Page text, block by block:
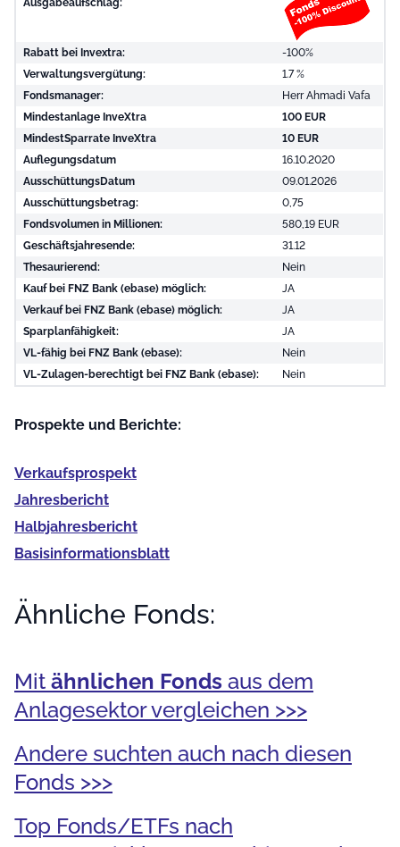
Ausgabeaufschlag:
Rabatt bei Invextra:
-100%
Verwaltungsvergütung:
1.7 %
Fondsmanager:
Herr Ahmadi Vafa
Mindestanlage InveXtra
100 EUR
MindestSparrate InveXtra
10 EUR
Auflegungsdatum
16.10.2020
AusschüttungsDatum
09.01.2026
Ausschüttungsbetrag:
0,75
Fondsvolumen in Millionen:
580,19 EUR
Geschäftsjahresende:
31.12
Thesaurierend:
Nein
Kauf bei FNZ Bank (ebase) möglich:
JA
Verkauf bei FNZ Bank (ebase) möglich:
JA
Sparplanfähigkeit:
JA
VL-fähig bei FNZ Bank (ebase):
Nein
VL-Zulagen-berechtigt bei FNZ Bank (ebase):
Nein
Prospekte und Berichte:
Verkaufs­prospekt
Jahres­bericht
Halb­jahres­bericht
Basis­informationsblatt
Ähnliche Fonds:
Mit ähnlichen Fonds aus dem
Anlagesektor vergleichen >>>
Andere suchten auch nach diesen
Fonds >>>
Top Fonds/ETFs nach